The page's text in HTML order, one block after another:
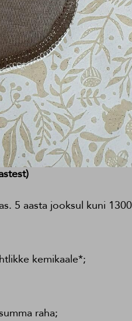
5 aasta jooksul kuni
kemikaale*;
raha;